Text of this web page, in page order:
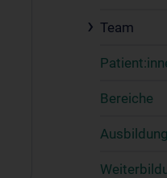
Team
Bereiche